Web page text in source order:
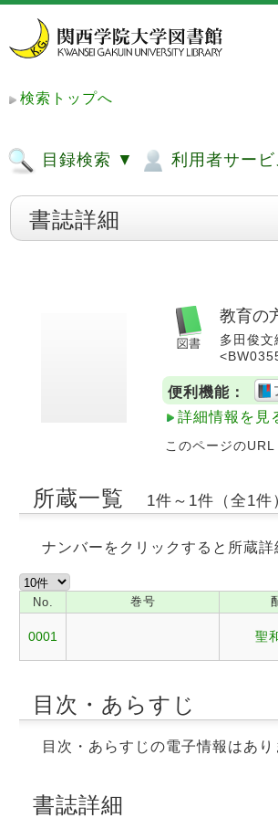
検索トップへ
目録検索 ▼ 利用者サー
書誌詳細
教育の
多田俊
便利機能：
詳細情報を見
このページのURL
所蔵一覧 1件～1件（全1件
ナンバーをクリックすると所蔵詳
No. 巻号
0001 聖
目次・あらすじ
目次・あらすじの電子情報はあり
書誌詳細